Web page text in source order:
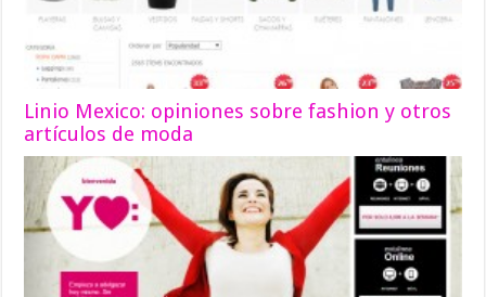
Linio Mexico: opiniones sobre fashion y otros
artículos de moda